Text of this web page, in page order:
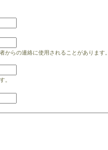
からの連絡に使用されることがあります。
。